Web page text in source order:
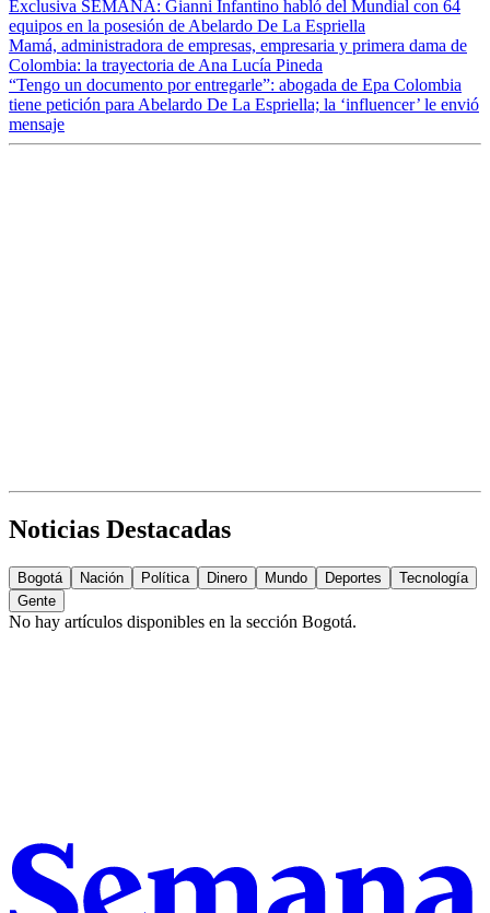
Exclusiva SEMANA: Gianni Infantino habló del Mundial con 64
equipos en la posesión de Abelardo De La Espriella
Mamá, administradora de empresas, empresaria y primera dama de
Colombia: la trayectoria de Ana Lucía Pineda
“Tengo un documento por entregarle”: abogada de Epa Colombia
tiene petición para Abelardo De La Espriella; la ‘influencer’ le envió
mensaje
Noticias Destacadas
Bogotá Nación Política Dinero Mundo Deportes
Tecnología
Gente
No hay artículos disponibles en la sección Bogotá.